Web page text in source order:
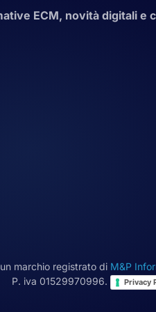
ECM, novità digitali e
marchio registrato di M&P
P. iva 01529970996.
Privacy